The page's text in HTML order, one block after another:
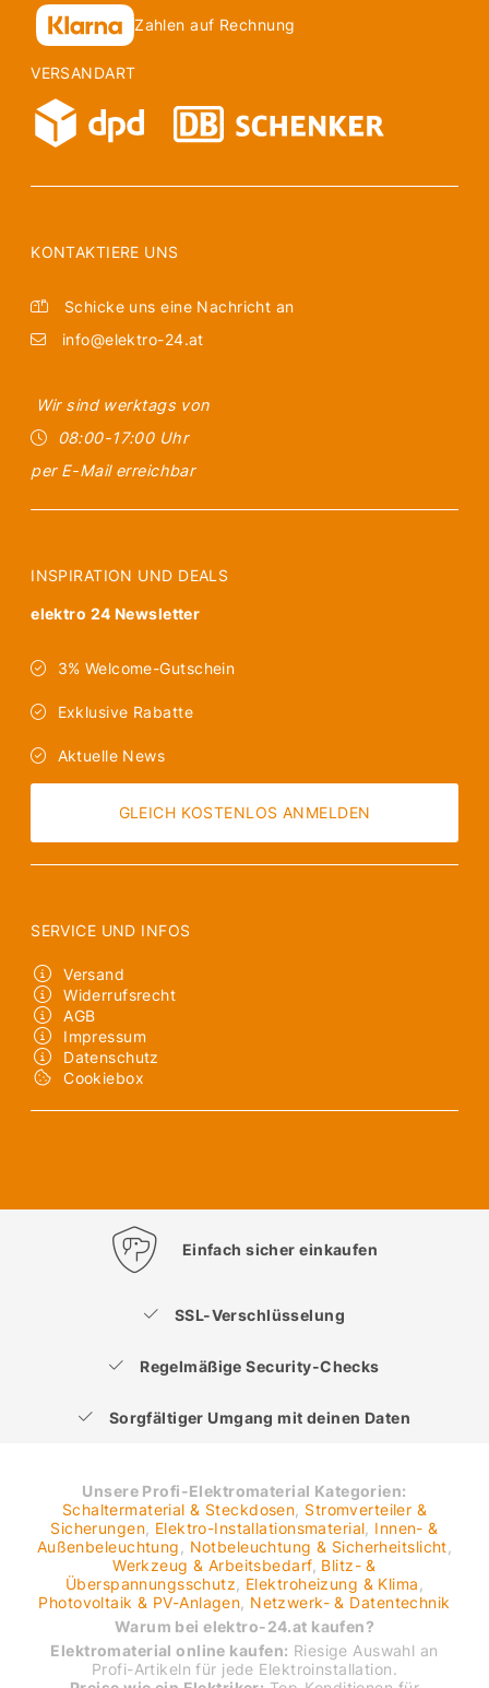
Zahlen auf Rechnung
VERSANDART
KONTAKTIERE UNS
Schicke uns eine Nachricht an
info@elektro-24.at
Wir sind werktags von
08:00-17:00 Uhr
per E-Mail erreichbar
INSPIRATION UND DEALS
elektro 24 Newsletter
3% Welcome-Gutschein
Exklusive Rabatte
Aktuelle News
GLEICH KOSTENLOS ANMELDEN
SERVICE UND INFOS
Versand
Widerrufsrecht
AGB
Impressum
Datenschutz
Cookiebox
Einfach sicher einkaufen
SSL-Verschlüsselung
Regelmäßige Security-Checks
Sorgfältiger Umgang mit deinen Daten
Unsere Profi-Elektromaterial Kategorien:
Schaltermaterial & Steckdosen Stromverteiler &
Sicherungen Elektro-Installationsmaterial Innen- &
Außenbeleuchtung
Notbeleuchtung & Sicherheitslicht
Werkzeug & Arbeitsbedarf, Blitz- &
Überspannungsschutz
Elektroheizung & Klima
Photovoltaik & PV-Anlagen Netzwerk- & Datentechnik
Warum bei elektro-24.at kaufen?
Elektromaterial online kaufen: Riesige Auswahl an
Profi-Artikeln für jede Elektroinstallation.